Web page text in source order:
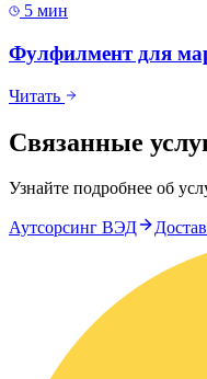
5 мин
Фулфилмент для
Читать
Связанные
Узнайте подробнее об
Аутсорсинг ВЭД